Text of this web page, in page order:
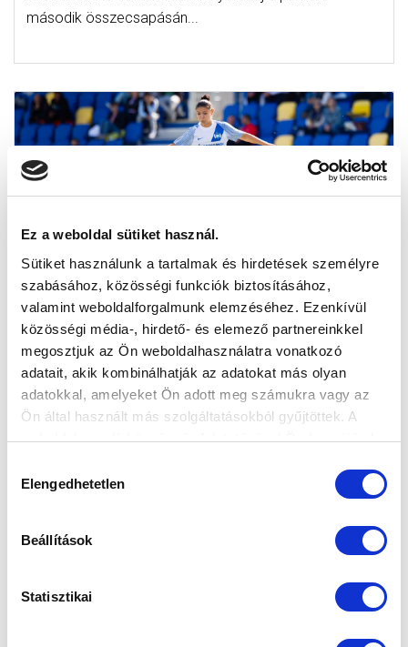
Ez a weboldal sütiket használ.
Sütiket használunk a tartalmak és hirdetések személyre
szabásához, közösségi funkciók biztosításához,
valamint weboldalforgalmunk elemzéséhez. Ezenkívül
közösségi média-, hirdető- és elemező partnereinkkel
megosztjuk az Ön weboldalhasználatra vonatkozó
adatait, akik kombinálhatják az adatokat más olyan
adatokkal, amelyeket Ön adott meg számukra vagy az
Ön által használt más szolgáltatásokból gyűjtöttek. A
weboldalon való böngészés folytatásával Ön hozzájárul a
kiválasztása
Elengedhetetlen
Beállítások
Statisztikai
második összecsapásán...
SZOMBATON RENDEZIK A BAJNOKI
BRONZÉREMRŐL DÖNTŐ MÉRKŐZÉST
2025-05-22 11:19:40
Idegenben szerezhetjük meg a harmadik helyet a
Simple Női Liga NB I-ben.